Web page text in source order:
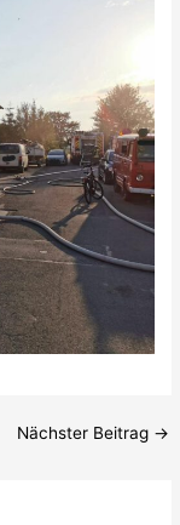
Nächster Beitrag →